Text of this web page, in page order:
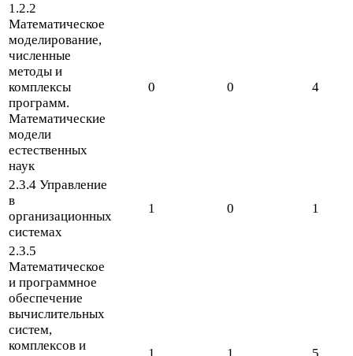
1.2.2
Математическое
моделирование,
численные
методы и
комплексы
программ.
Математические
модели
естественных
наук
0 0 4
2.3.4 Управление
в
организационных
системах
1 0 1
2.3.5
Математическое
и программное
обеспечение
вычислительных
систем,
комплексов и